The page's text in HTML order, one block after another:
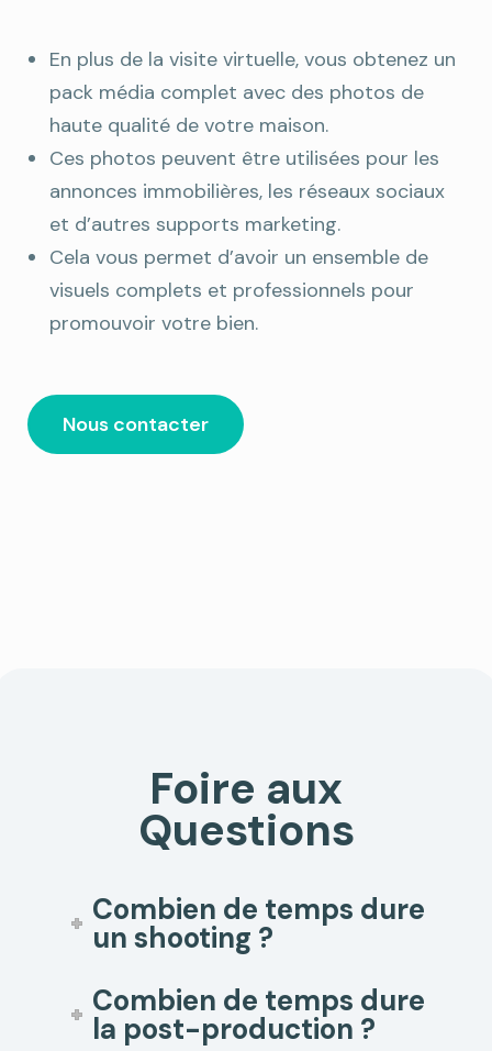
En plus de la visite virtuelle, vous obtenez un
pack média complet avec des photos de
haute qualité de votre maison.
Ces photos peuvent être utilisées pour les
annonces immobilières, les réseaux sociaux
et d’autres supports marketing.
Cela vous permet d’avoir un ensemble de
visuels complets et professionnels pour
promouvoir votre bien.
Nous contacter
Foire aux
Questions
Combien de temps dure
un shooting ?
Combien de temps dure
la post-production ?